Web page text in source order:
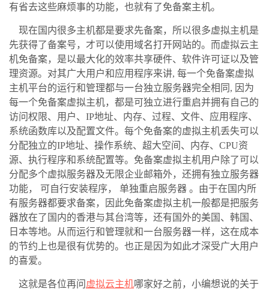
有省去这些麻烦事的功能，也就有了免备案主机。
现在国内很多主机都是要求先备案，所以很多虚拟主机是
先获得了备案号，才可以使用域名打开网站的。而虚拟云主
机免备案，是以最大化的效率共享硬件、软件许可证以及管
理资源。对其广大用户和应用程序来讲, 每一个免备案虚拟
主机平台的运行和管理都与一台独立服务器完全相同 , 因为
每一个免备案虚拟主机，都是可独立进行重启并拥有自己的
访问权限、用户、 IP地址、内存、过程、文件、应用程序、
系统函数库以及配置文件。每个免备案的虚拟主机丢失可以
分配独立的IP地址、操作系统、超大空间、内存、 CPU资
源、执行程序和系统配置等。免备案虚拟主机用户除了可以
分配多个虚拟服务器及无限企业邮箱外，还拥有独立服务器
功能，
可自行安装程序， 单独重启服务器 。由于在国内所
有服务器都要求备案，因此免备案虚拟主机一般都是把服务
器放在了国内的香港与其台湾等，还有国外的美国、韩国、
日本等地。从而运行和管理就和一台服务器一样，这在成本
的节约上也是很有优势的。也正是因为如此才深受广大用户
的喜爱。
这就是各位再问 虚拟云主机哪家好之前，小编想说的关于